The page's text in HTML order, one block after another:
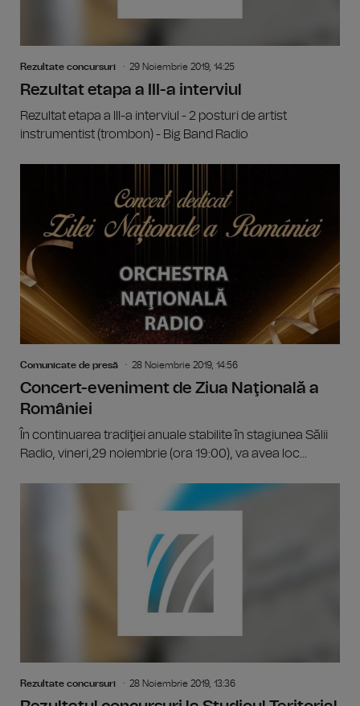
Rezultate concursuri 29 Noiembrie 2019, 14:25
Rezultat etapa a III-a interviul
Rezultat etapa a III-a interviul - 2 posturi de artist
instrumentist (trombon) - Big Band Radio
Comunicate de presă 28 Noiembrie 2019, 14:56
Concert-eveniment de Ziua Naţională a
României
În continuarea tradiţiei anuale stabilite în stagiunea Sălii
Radio, vineri,29 noiembrie (ora 19:00), va avea loc...
Rezultate concursuri 28 Noiembrie 2019, 13:36